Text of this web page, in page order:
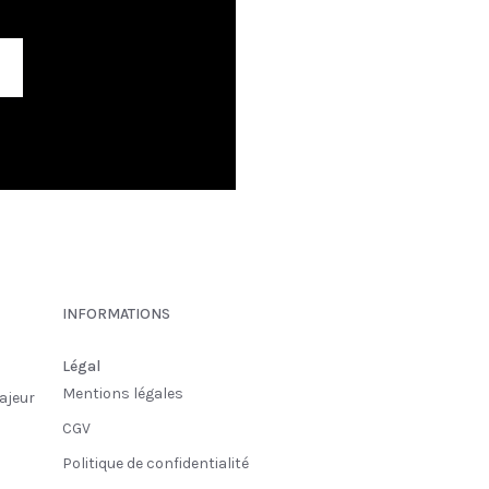
INFORMATIONS
Légal
Mentions légales
CGV
Politique de confidentialité